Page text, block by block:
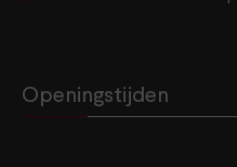
Openingstijden